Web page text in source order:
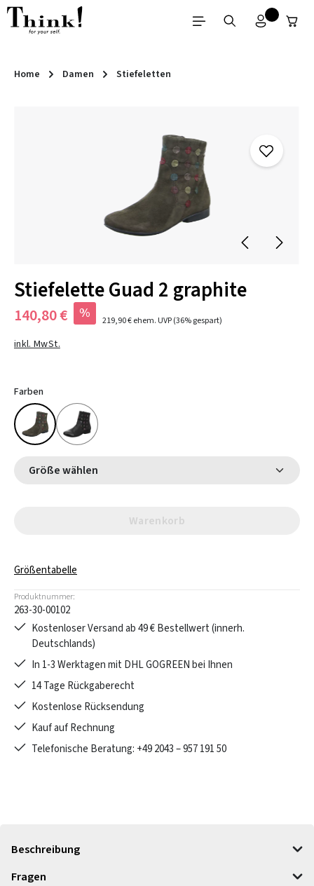
Zum Hauptinhalt springen
Home Damen Stiefeletten
Stiefelette Guad 2 graphite
140,80 € % 219,90 €ehem. UVP(36% gespart)
inkl. MwSt.
Farben
Größe wählen
Warenkorb
Größentabelle
Produktnummer:
263-30-00102
Kostenloser Versand ab 49 € Bestellwert (innerh.
Deutschlands)
In 1-3 Werktagen mit DHL GOGREEN bei Ihnen
14 Tage Rückgaberecht
Kostenlose Rücksendung
Kauf auf Rechnung
Telefonische Beratung: +49 2043 – 957 191 50
Beschreibung
Fragen